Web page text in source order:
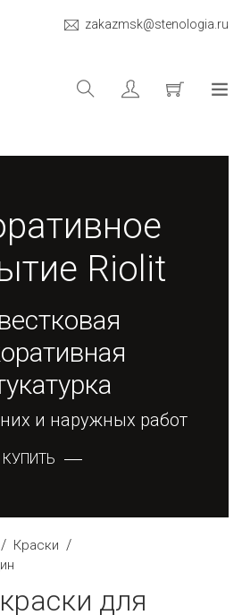
zakazmsk@stenologia.ru
Riolit
и наружных работ
КУПИТЬ
/ Краски /
для